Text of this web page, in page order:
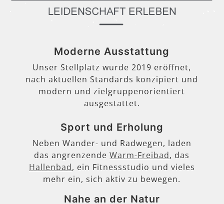
Moderne Ausstattung
Unser Stellplatz wurde 2019 eröffnet,
nach aktuellen Standards konzipiert und
modern und zielgruppenorientiert
ausgestattet.
Sport und Erholung
Neben Wander- und Radwegen, laden
das angrenzendeWarm-Freibad, das
Hallenbad, ein Fitnessstudio und vieles
mehr ein, sich aktiv zu bewegen.
Nahe an der Natur